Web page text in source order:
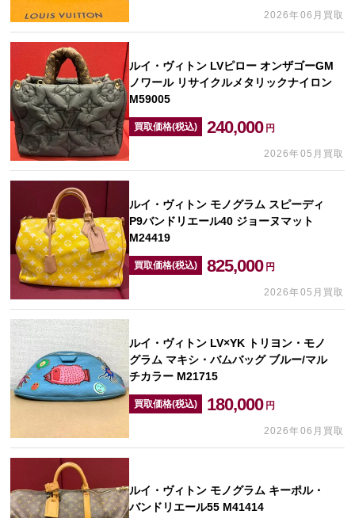
2026年06月買取
ルイ・ヴィトン LVピロー オンザゴーGM
ノワール リサイクルメタリックナイロン
M59005
買取価格(税込) 240,000 円
2026年05月買取
ルイ・ヴィトン モノグラム スピーディ
P9バンドリエール40 ジョーヌマット
M24419
買取価格(税込) 825,000 円
2026年05月買取
ルイ・ヴィトン LV×YK トリヨン・モノ
グラム マキシ・バムバッグ ブルー/マル
チカラー M21715
買取価格(税込) 180,000 円
2026年06月買取
ルイ・ヴィトン モノグラム キーポル・
バンドリエール55 M41414